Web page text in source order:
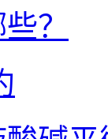
？